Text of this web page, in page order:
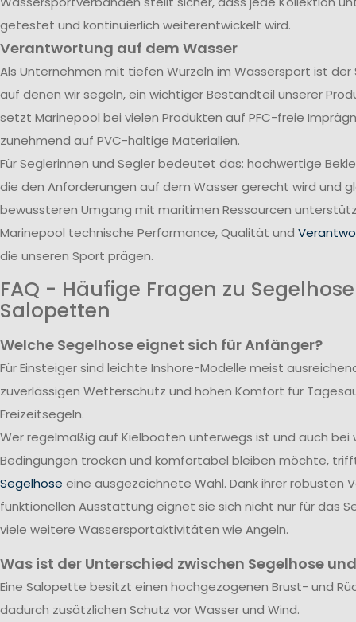
getestet und kontinuierlich weiterentwickelt wird.
Verantwortung auf dem Wasser
Als Unternehmen mit tiefen Wurzeln im Wassersport ist der
auf denen wir segeln, ein wichtiger Bestandteil unserer
setzt Marinepool bei vielen Produkten auf PFC-freie
zunehmend auf PVC-haltige Materialien.
Für Seglerinnen und Segler bedeutet das: hochwertige
die den Anforderungen auf dem Wasser gerecht wird und
bewussteren Umgang mit maritimen Ressourcen
Marinepool technische Performance, Qualität und
die unseren Sport prägen.
FAQ - Häufige Fragen zu
Salopetten
Welche Segelhose eignet sich für Anfänger?
Für Einsteiger sind leichte Inshore-Modelle meist
zuverlässigen Wetterschutz und hohen Komfort für
Freizeitsegeln.
Wer regelmäßig auf Kielbooten unterwegs ist und auch bei
Bedingungen trocken und komfortabel bleiben möchte,
Segelhose eine ausgezeichnete Wahl. Dank ihrer robusten
funktionellen Ausstattung eignet sie sich nicht nur für das
viele weitere Wassersportaktivitäten wie Angeln.
Was ist der Unterschied zwischen Segelhose
Eine Salopette besitzt einen hochgezogenen Brust- und
dadurch zusätzlichen Schutz vor Wasser und Wind.